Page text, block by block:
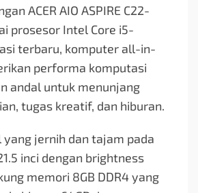
ACER AIO ASPIRE C22-
prosesor Intel Core i5-
terbaru, komputer all-in-
performa komputasi
andal untuk menunjang
tugas kreatif, dan hiburan.
jernih dan tajam pada
inci dengan brightness
memori 8GB DDR4 yang